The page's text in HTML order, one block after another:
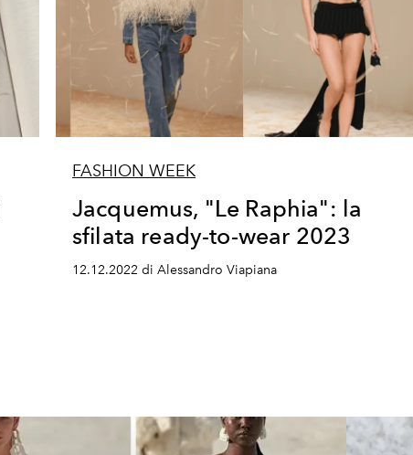
FASHION WEEK
Jacquemus, "Le Raphia": la
sfilata ready-to-wear 2023
12.12.2022 di Alessandro Viapiana